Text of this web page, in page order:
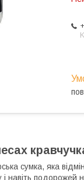
сумка, яка
навіть подорожей